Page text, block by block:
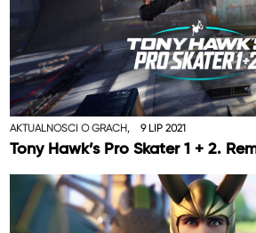
AKTUALNOŚCI O GRACH, 9 LIP 2021
Tony Hawk’s Pro Skater 1 + 2.